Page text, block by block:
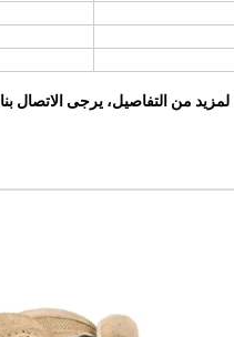
لمزيد من التفاصيل، يرجى الاتصال بنا